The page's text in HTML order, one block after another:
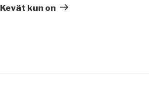
artikkeli
Kevät kun on